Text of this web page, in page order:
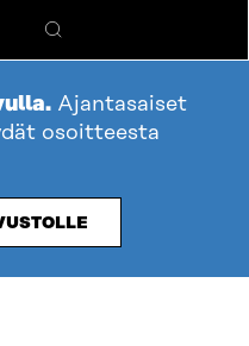
Hae
Ajantasaiset
osoitteesta